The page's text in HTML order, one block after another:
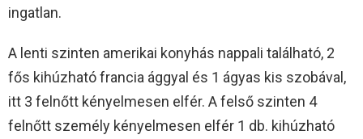
ingatlan.
A lenti szinten amerikai konyhás nappali található, 2
fős kihúzható francia ággyal és 1 ágyas kis szobával,
itt 3 felnőtt kényelmesen elfér. A felső szinten 4
felnőtt személy kényelmesen elfér 1 db. kihúzható